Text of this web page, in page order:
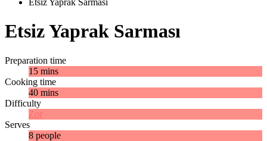
Etsiz Yaprak Sarması
Etsiz Yaprak Sarması
Preparation time
15 mins
Cooking time
40 mins
Difficulty
Zor
Serves
8 people